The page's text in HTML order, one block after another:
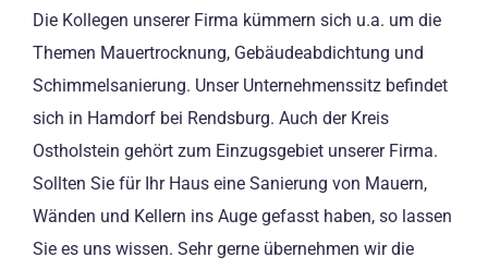
Die Kollegen unserer Firma kümmern sich u.a. um die
Themen Mauertrocknung, Gebäudeabdichtung und
Schimmelsanierung. Unser Unternehmenssitz befindet
sich in Hamdorf bei Rendsburg. Auch der Kreis
Ostholstein gehört zum Einzugsgebiet unserer Firma.
Sollten Sie für Ihr Haus eine Sanierung von Mauern,
Wänden und Kellern ins Auge gefasst haben, so lassen
Sie es uns wissen. Sehr gerne übernehmen wir die